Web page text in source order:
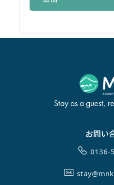
Stay as a guest,
お問い
0136-